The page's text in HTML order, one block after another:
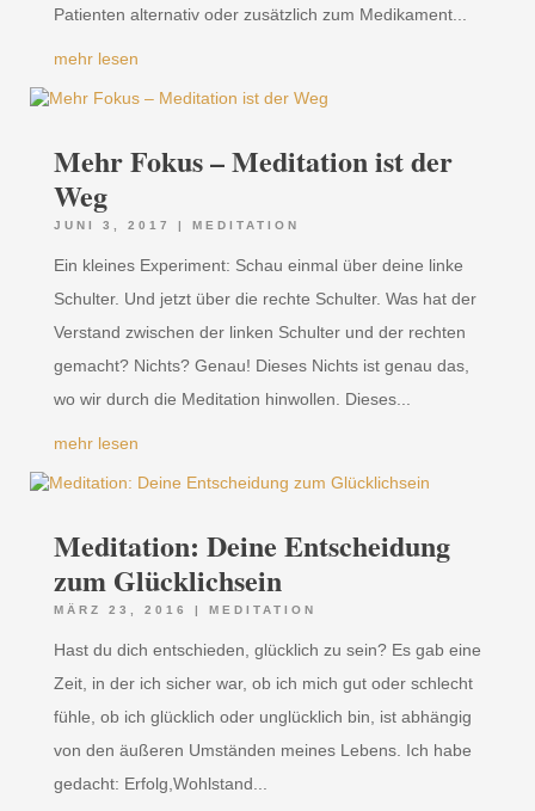
Patienten alternativ oder zusätzlich zum Medikament...
mehr lesen
Mehr Fokus – Meditation ist der
Weg
JUNI 3, 2017 | MEDITATION
Ein kleines Experiment: Schau einmal über deine linke
Schulter. Und jetzt über die rechte Schulter. Was hat der
Verstand zwischen der linken Schulter und der rechten
gemacht? Nichts? Genau! Dieses Nichts ist genau das,
wo wir durch die Meditation hinwollen. Dieses...
mehr lesen
Meditation: Deine Entscheidung
zum Glücklichsein
MÄRZ 23, 2016 | MEDITATION
Hast du dich entschieden, glücklich zu sein? Es gab eine
Zeit, in der ich sicher war, ob ich mich gut oder schlecht
fühle, ob ich glücklich oder unglücklich bin, ist abhängig
von den äußeren Umständen meines Lebens. Ich habe
gedacht: Erfolg,Wohlstand...